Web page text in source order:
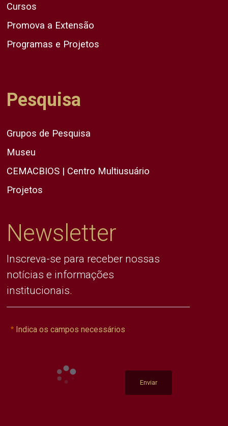
Cursos
Promova a Extensão
Programas e Projetos
Pesquisa
Grupos de Pesquisa
Museu
CEMACBIOS | Centro Multiusuário
Projetos
Newsletter
Inscreva-se para receber nossas
notícias e informações
institucionais.
Indica os campos necessários
Enviar